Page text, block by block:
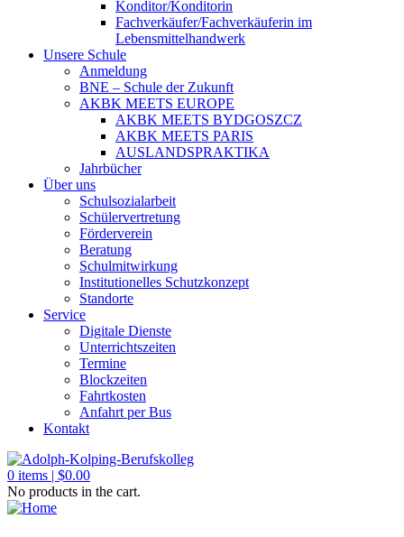
Konditor/Konditorin
Fachverkäufer/Fachverkäuferin im
Lebensmittelhandwerk
Unsere Schule
Anmeldung
BNE – Schule der Zukunft
AKBK MEETS EUROPE
AKBK MEETS BYDGOSZCZ
AKBK MEETS PARIS
AUSLANDSPRAKTIKA
Jahrbücher
Über uns
Schulsozialarbeit
Schülervertretung
Förderverein
Beratung
Schulmitwirkung
Institutionelles Schutzkonzept
Standorte
Service
Digitale Dienste
Unterrichtszeiten
Termine
Blockzeiten
Fahrtkosten
Anfahrt per Bus
Kontakt
0 items | $0.00
No products in the cart.